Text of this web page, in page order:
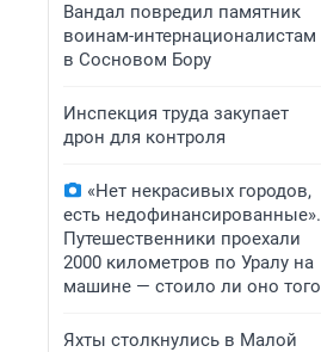
Вандал повредил памятник
воинам-интернационалистам
в Сосновом Бору
Инспекция труда закупает
дрон для контроля
«Нет некрасивых городов,
есть недофинансированные».
Путешественники проехали
2000 километров по Уралу на
машине — стоило ли оно того
Яхты столкнулись в Малой